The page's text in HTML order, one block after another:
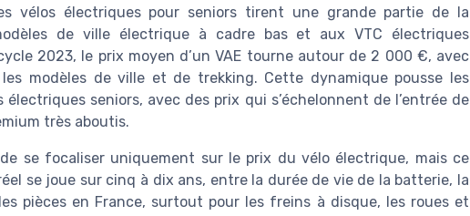
vélos électriques pour seniors tirent une grande partie de la
de ville électrique à cadre bas et aux VTC électriques
2023, le prix moyen d’un VAE tourne autour de 2 000 €, avec
modèles de ville et de trekking. Cette dynamique pousse les
seniors, avec des prix qui s’échelonnent de l’entrée de
très aboutis.
se focaliser uniquement sur le prix du vélo électrique, mais ce
se joue sur cinq à dix ans, entre la durée de vie de la batterie, la
pièces en France, surtout pour les freins à disque, les roues et